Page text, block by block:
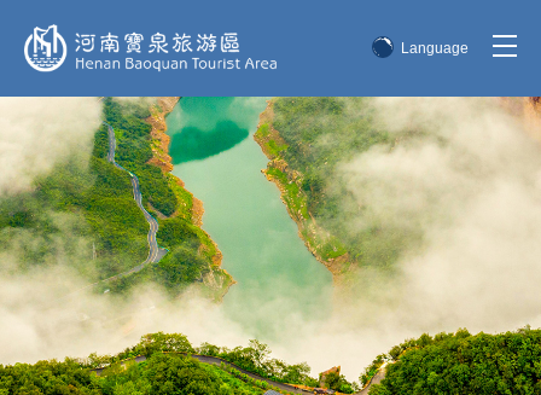
Language
English
한국어
日本語